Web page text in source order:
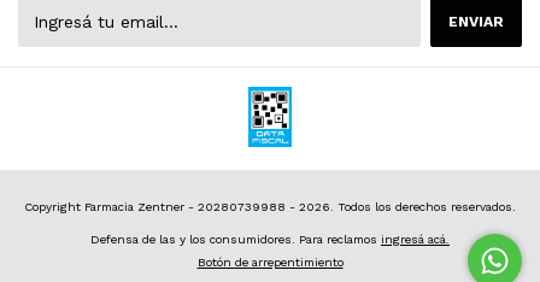
Copyright Farmacia Zentner - 20280739988 - 2026. Todos los derechos reservados.
Defensa de las y los consumidores. Para reclamos ingresá acá.
Botón de arrepentimiento